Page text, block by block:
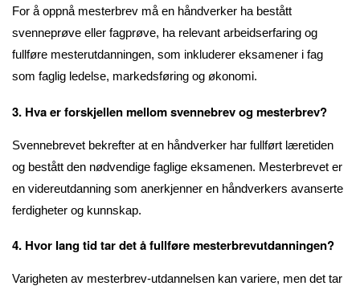
For å oppnå mesterbrev må en håndverker ha bestått
svenneprøve eller fagprøve, ha relevant arbeidserfaring og
fullføre mesterutdanningen, som inkluderer eksamener i fag
som faglig ledelse, markedsføring og økonomi.
3. Hva er forskjellen mellom svennebrev og mesterbrev?
Svennebrevet bekrefter at en håndverker har fullført læretiden
og bestått den nødvendige faglige eksamenen. Mesterbrevet er
en videreutdanning som anerkjenner en håndverkers avanserte
ferdigheter og kunnskap.
4. Hvor lang tid tar det å fullføre mesterbrevutdanningen?
Varigheten av mesterbrev-utdannelsen kan variere, men det tar